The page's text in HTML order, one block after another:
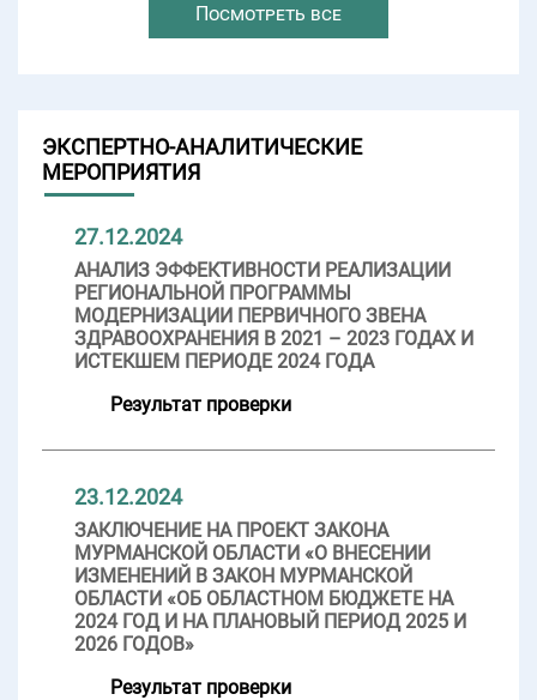
Посмотреть все
ЭКСПЕРТНО-АНАЛИТИЧЕСКИЕ
МЕРОПРИЯТИЯ
27.12.2024
АНАЛИЗ ЭФФЕКТИВНОСТИ РЕАЛИЗАЦИИ
РЕГИОНАЛЬНОЙ ПРОГРАММЫ
МОДЕРНИЗАЦИИ ПЕРВИЧНОГО ЗВЕНА
ЗДРАВООХРАНЕНИЯ В 2021 – 2023 ГОДАХ И
ИСТЕКШЕМ ПЕРИОДЕ 2024 ГОДА
Результат проверки
23.12.2024
ЗАКЛЮЧЕНИЕ НА ПРОЕКТ ЗАКОНА
МУРМАНСКОЙ ОБЛАСТИ «О ВНЕСЕНИИ
ИЗМЕНЕНИЙ В ЗАКОН МУРМАНСКОЙ
ОБЛАСТИ «ОБ ОБЛАСТНОМ БЮДЖЕТЕ НА
2024 ГОД И НА ПЛАНОВЫЙ ПЕРИОД 2025 И
2026 ГОДОВ»
Результат проверки